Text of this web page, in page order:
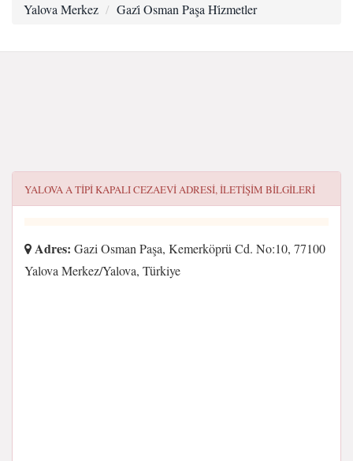
Yalova Merkez Gazi̇ Osman Paşa Hi̇zmetler
YALOVA A TIPI KAPALI CEZAEVIADRESI, ILETIŞIM BILGILERI
Adres: Gazi Osman Paşa, Kemerköprü Cd. No:10, 77100
Yalova Merkez/Yalova, Türkiye